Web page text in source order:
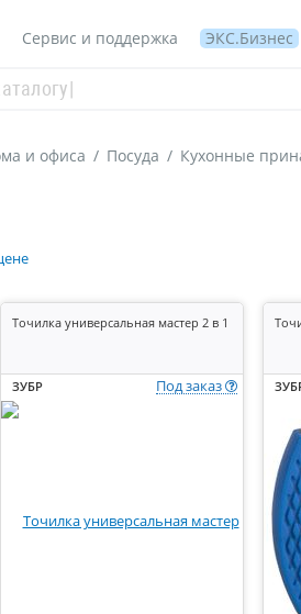
Сервис и поддержка ЭКС.Бизнес
и офиса / Посуда / Кухонные
Точилка универсальная мастер 2 в 1
ЗУБР Под заказ
Код: